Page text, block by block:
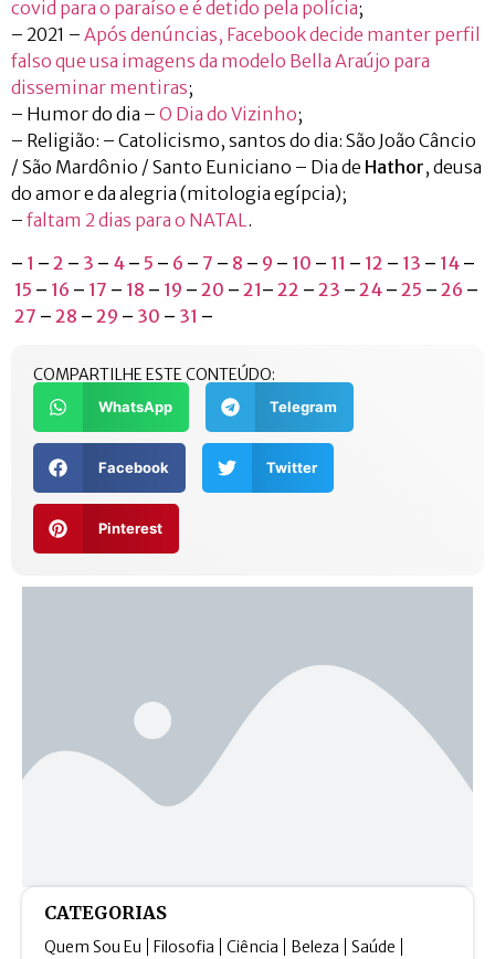
covid para o paraíso e é detido pela polícia;
– 2021 – Após denúncias, Facebook decide manter perfil
falso que usa imagens da modelo Bella Araújo para
disseminar mentiras;
– Humor do dia – O Dia do Vizinho;
– Religião: – Catolicismo, santos do dia: São João Câncio
/ São Mardônio / Santo Euniciano – Dia de Hathor, deusa
do amor e da alegria (mitologia egípcia);
– faltam 2 dias para o NATAL.
– 1 – 2 – 3 – 4 – 5 – 6 – 7 – 8 – 9 – 10 – 11 – 12 – 13 – 14 –
15 – 16 – 17 – 18 – 19 – 20 – 21– 22 – 23 – 24 – 25 – 26 –
27 – 28 – 29 – 30 – 31 –
COMPARTILHE ESTE CONTEÚDO:
WhatsApp Telegram
Facebook Twitter
Pinterest
CATEGORIAS
Quem Sou Eu Filosofia Ciência Beleza Saúde